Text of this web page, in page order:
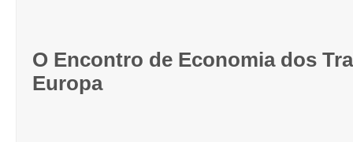
O Encontro de Economia dos
Europa